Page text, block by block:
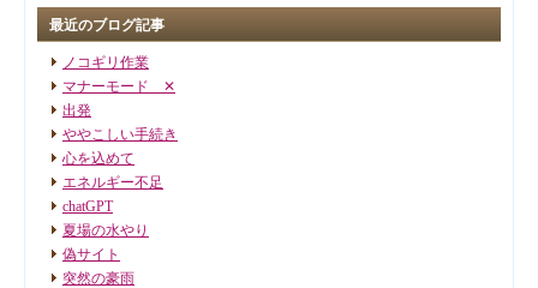
最近のブログ記事
ノコギリ作業
マナーモード ✕
出発
ややこしい手続き
心を込めて
エネルギー不足
chatGPT
夏場の水やり
偽サイト
突然の豪雨